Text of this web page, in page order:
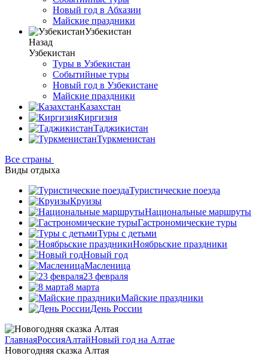
Новый год в Абхазии
Майские праздники
Узбекистан
Назад
Узбекистан
Туры в Узбекистан
Событийные туры
Новый год в Узбекистане
Майские праздники
Казахстан
Киргизия
Таджикистан
Туркменистан
Все страны
Виды отдыха
Туристические поезда
Круизы
Национальные маршруты
Гастрономические туры
Туры с детьми
Ноябрьские праздники
Новый год
Масленица
23 февраля
8 марта
Майские праздники
День России
ГлавнаяРоссияАлтайНовый год на Алтае
Новогодняя сказка Алтая